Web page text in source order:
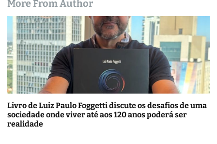
More From Author
Livro de Luiz Paulo Foggetti discute os desafios de uma
sociedade onde viver até aos 120 anos poderá ser
realidade